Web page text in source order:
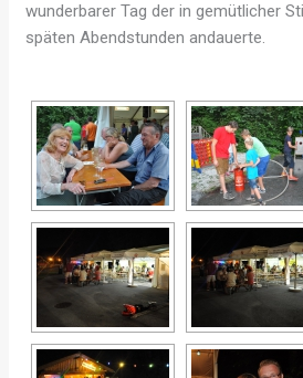
wunderbarer Tag der in gemütlicher
späten Abendstunden andauerte.